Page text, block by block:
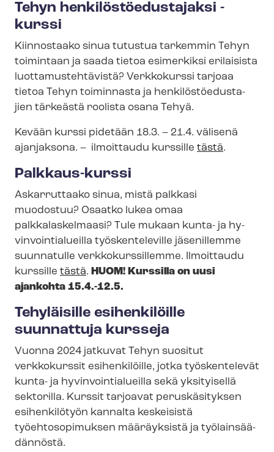
Tehyn hen­ki­lös­tö­edus­ta­jak­si -
kurssi
Kiinnostaako sinua tutustua tarkemmin Tehyn
toimintaan ja saada tietoa esimerkiksi erilaisista
luot­ta­mus­teh­tä­vis­tä? Verkkokurssi tarjoaa
tietoa Tehyn toiminnasta ja hen­ki­lös­tö­edus­ta­
jien tärkeästä roolista osana Tehyä.
Kevään kurssi pidetään 18.3. – 21.4. välisenä
ajanjaksona. – ilmoittaudu kurssille tästä.
Palkkaus-kurssi
Askarruttaako sinua, mistä palkkasi
muodostuu? Osaatko lukea omaa
palkkalaskelmaasi? Tule mukaan kunta- ja hy­
vin­voin­tia­lueil­la työskenteleville jäsenillemme
suunnatulle verk­ko­kurs­sil­lem­me. Ilmoittaudu
kurssille tästä. HUOM! Kurssilla on uusi
ajankohta 15.4.-12.5.
Tehyläisille esihenkilöille
suunnattuja kursseja
Vuonna 2024 jatkuvat Tehyn suositut
verkkokurssit esihenkilöille, jotka työskentelevät
kunta- ja hy­vin­voin­tia­lueil­la sekä yksityisellä
sektorilla. Kurssit tarjoavat peruskäsityksen
esihenkilötyön kannalta keskeisistä
työehtosopimuksen määräyksistä ja työ­lain­sää­
dän­nös­tä.